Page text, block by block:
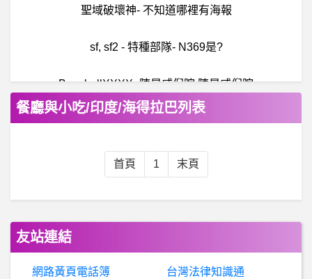
聖域破壞神- 不知道哪裡有海報
sf, sf2 - 特種部隊- N369是?
BaseballXXXX- 陳晨威倪暄 陳晨威倪暄
B
aseballXXXX- 日職有這種年約提前註銷釋出嗎？ 日職有這種年約提前註銷釋出嗎？
UbiSoft - 育碧- 全境封鎖2 校區、城堡
女人話題- 白飯正義與居住正義 白飯正義與居住正義
餐廳與小吃/印度/海得拉巴列表
首頁 1 末頁
友站連結
網路黃頁電話簿 台灣法律知識通